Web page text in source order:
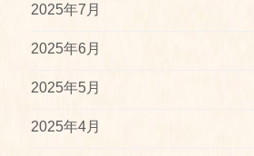
2025年7月
2025年6月
2025年5月
2025年4月